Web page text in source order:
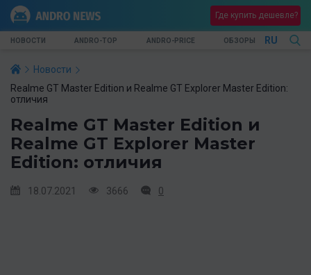
Где купить дешевле?
НОВОСТИ ANDRO-TOP ANDRO-PRICE ОБЗОРЫ RU
Новости
Realme GT Master Edition и Realme GT Explorer Master Edition:
отличия
Realme GT Master Edition и
Realme GT Explorer Master
Edition: отличия
18.07.2021 3666 0